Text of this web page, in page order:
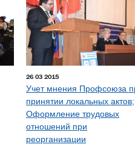
26 03 2015
Учет мнения Профсоюза
принятии локальных актов;
Оформление трудовых
отношений при
реорганизации